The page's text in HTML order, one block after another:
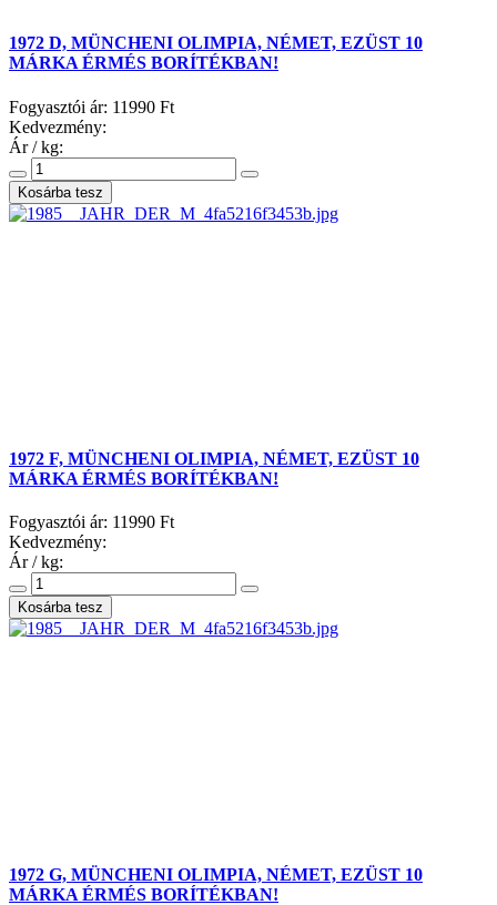
1972 D, MÜNCHENI OLIMPIA, NÉMET, EZÜST 10
MÁRKA ÉRMÉS BORÍTÉKBAN!
Fogyasztói ár: 11990 Ft
Kedvezmény:
Ár / kg:
1972 F, MÜNCHENI OLIMPIA, NÉMET, EZÜST 10
MÁRKA ÉRMÉS BORÍTÉKBAN!
Fogyasztói ár: 11990 Ft
Kedvezmény:
Ár / kg:
1972 G, MÜNCHENI OLIMPIA, NÉMET, EZÜST 10
MÁRKA ÉRMÉS BORÍTÉKBAN!